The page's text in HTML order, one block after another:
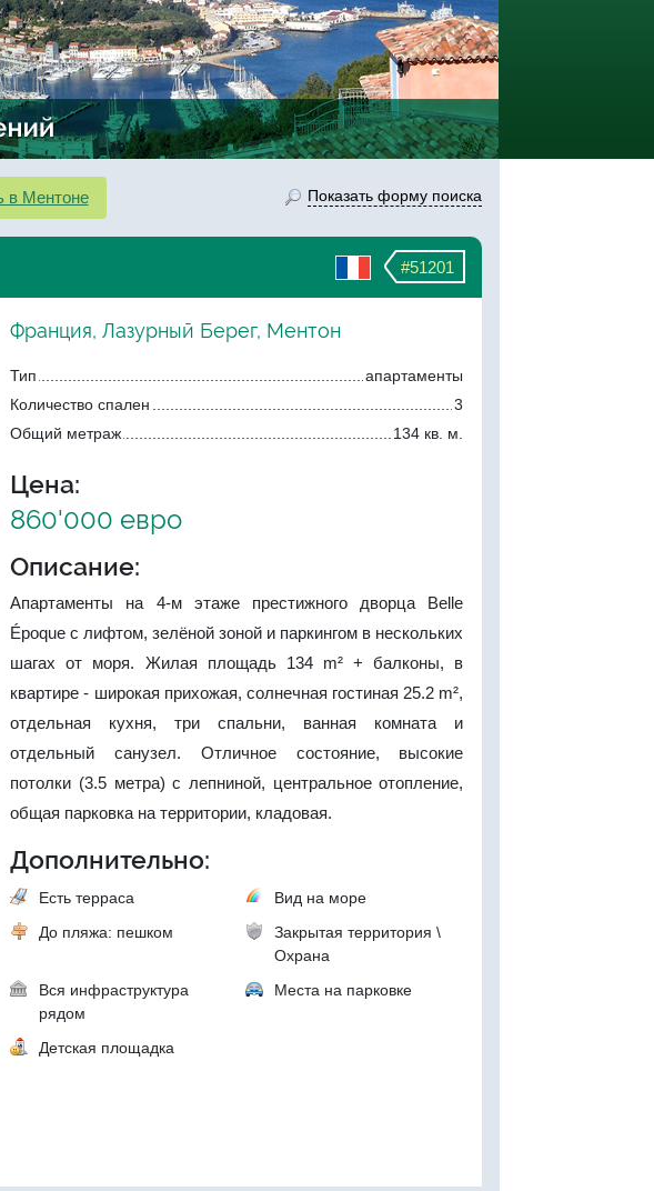
в Ментоне Показать форму поиска
#51201
Франция, Лазурный Берег, Ментон
Тип
апартаменты
Количество спален
3
Общий метраж
134 кв. м.
Цена:
860'000 евро
Описание:
Апартаменты на 4-м этаже престижного дворца Belle
Époque с лифтом, зелёной зоной и паркингом в нескольких
шагах от моря. Жилая площадь 134 m² + балконы, в
квартире - широкая прихожая, солнечная гостиная 25.2 m²,
отдельная кухня, три спальни, ванная комната и
отдельный санузел. Отличное состояние, высокие
потолки (3.5 метра) с лепниной, центральное отопление,
общая парковка на территории, кладовая.
Дополнительно:
Есть терраса
Вид на море
До пляжа: пешком
Закрытая территория \
Охрана
Вся инфраструктура
рядом
Места на парковке
Детская площадка